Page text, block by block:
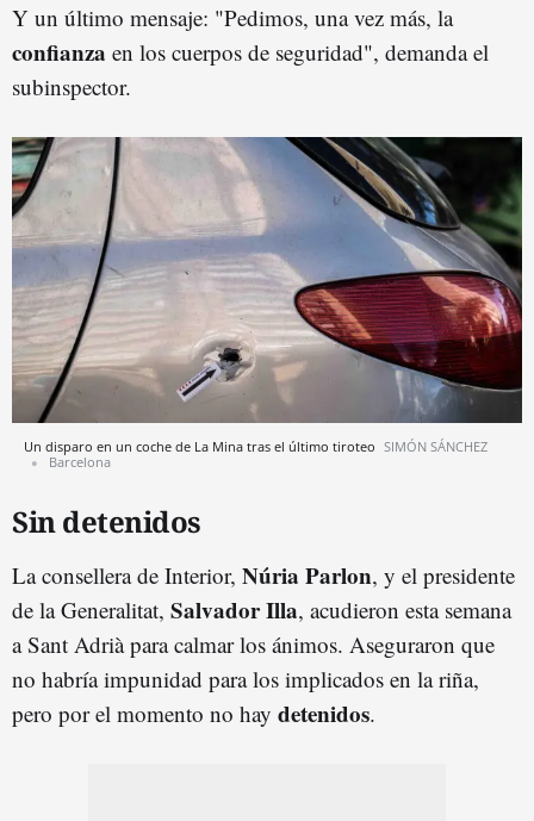
Y un último mensaje: "Pedimos, una vez más, la
confianza en los cuerpos de seguridad", demanda el
subinspector.
Un disparo en un coche de La Mina tras el último tiroteo SIMÓN SÁNCHEZ
Barcelona
Sin detenidos
La consellera de Interior, Núria Parlon, y el presidente
de la Generalitat, Salvador Illa, acudieron esta semana
a Sant Adrià para calmar los ánimos. Aseguraron que
no habría impunidad para los implicados en la riña,
pero por el momento no hay detenidos.